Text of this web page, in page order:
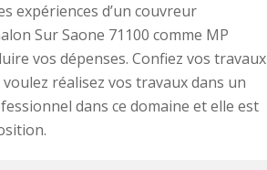
expériences d’un couvreur
Sur Saone 71100 comme MP
vos dépenses. Confiez vos travaux
réalisez vos travaux dans un
dans ce domaine et elle est